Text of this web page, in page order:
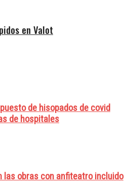
en Valot
de hisopados de covid
de hospitales
las obras con anfiteatro incluido